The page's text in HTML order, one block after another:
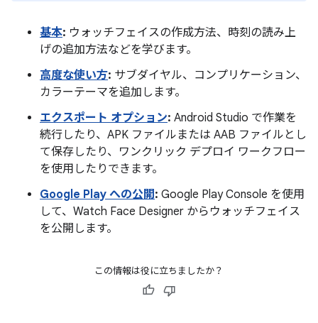
基本: ウォッチフェイスの作成方法、時刻の読み上
げの追加方法などを学びます。
高度な使い方: サブダイヤル、コンプリケーション、
カラーテーマを追加します。
エクスポート オプション: Android Studio で作業を
続行したり、APK ファイルまたは AAB ファイルとし
て保存したり、ワンクリック デプロイ ワークフロー
を使用したりできます。
Google Play への公開: Google Play Console を使用
して、Watch Face Designer からウォッチフェイス
を公開します。
この情報は役に立ちましたか？